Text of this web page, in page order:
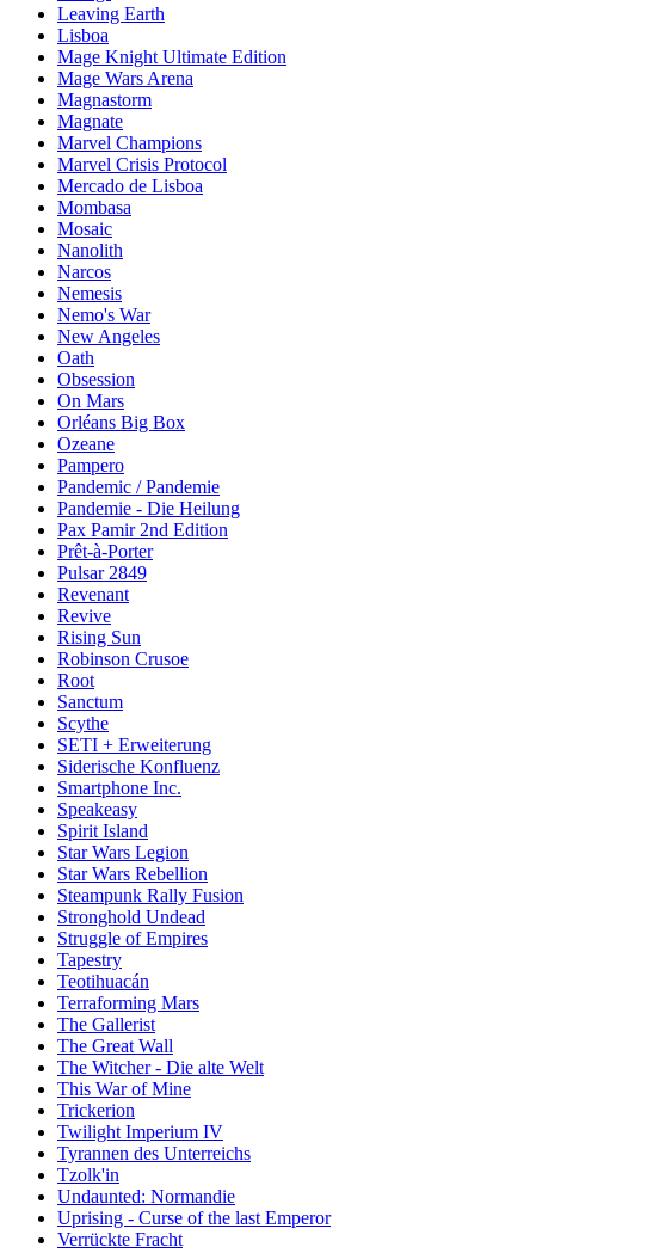
Leaving Earth
Lisboa
Mage Knight Ultimate Edition
Mage Wars Arena
Magnastorm
Magnate
Marvel Champions
Marvel Crisis Protocol
Mercado de Lisboa
Mombasa
Mosaic
Nanolith
Narcos
Nemesis
Nemo's War
New Angeles
Oath
Obsession
On Mars
Orléans Big Box
Ozeane
Pampero
Pandemic / Pandemie
Pandemie - Die Heilung
Pax Pamir 2nd Edition
Prêt-à-Porter
Pulsar 2849
Revenant
Revive
Rising Sun
Robinson Crusoe
Root
Sanctum
Scythe
SETI + Erweiterung
Siderische Konfluenz
Smartphone Inc.
Speakeasy
Spirit Island
Star Wars Legion
Star Wars Rebellion
Steampunk Rally Fusion
Stronghold Undead
Struggle of Empires
Tapestry
Teotihuacán
Terraforming Mars
The Gallerist
The Great Wall
The Witcher - Die alte Welt
This War of Mine
Trickerion
Twilight Imperium IV
Tyrannen des Unterreichs
Tzolk'in
Undaunted: Normandie
Uprising - Curse of the last Emperor
Verrückte Fracht